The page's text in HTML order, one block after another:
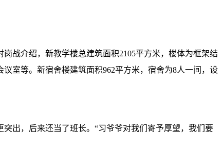
战介绍，新教学楼总建筑面积2105平方米，楼体为框架结
室等。新宿舍楼建筑面积962平方米，宿舍为8人一间，设
出，后来还当了班长。“习爷爷对我们寄予厚望，我们要